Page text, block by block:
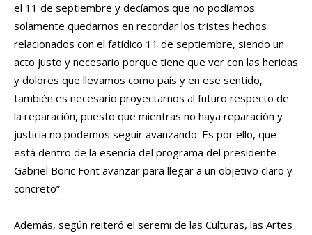
el 11 de septiembre y decíamos que no podíamos
solamente quedarnos en recordar los tristes hechos
relacionados con el fatídico 11 de septiembre, siendo un
acto justo y necesario porque tiene que ver con las heridas
y dolores que llevamos como país y en ese sentido,
también es necesario proyectarnos al futuro respecto de
la reparación, puesto que mientras no haya reparación y
justicia no podemos seguir avanzando. Es por ello, que
está dentro de la esencia del programa del presidente
Gabriel Boric Font avanzar para llegar a un objetivo claro y
concreto”.
Además, según reiteró el seremi de las Culturas, las Artes